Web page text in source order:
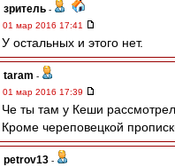
зpитель -
01 мар 2016 17:41
У остальных и этого нет.
taram -
01 мар 2016 17:39
Че ты там у Кеши
Кроме череповецкой
petrov13 -